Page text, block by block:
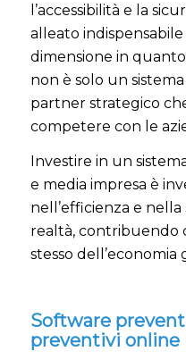
l’accessibilità e la
alleato
dimensione in
non è solo un
partner strategico
competere con le
Investire in un
e media impresa è
nell’efficienza e
realtà, contribuendo
stesso dell’economia
Software
preventivi online